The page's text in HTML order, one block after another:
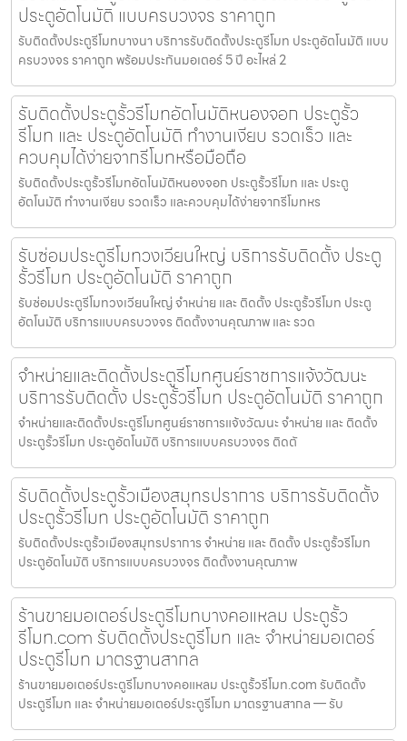
ประตูอัตโนมัติ แบบครบวงจร ราคาถูก
รับติดตั้งประตูรีโมทบางนา บริการรับติดตั้งประตูรีโมท ประตูอัตโนมัติ แบบ
ครบวงจร ราคาถูก พร้อมประกันมอเตอร์ 5 ปี อะไหล่ 2
รับติดตั้งประตูรั้วรีโมทอัตโนมัติหนองจอก ประตูรั้ว
รีโมท และ ประตูอัตโนมัติ ทำงานเงียบ รวดเร็ว และ
ควบคุมได้ง่ายจากรีโมทหรือมือถือ
รับติดตั้งประตูรั้วรีโมทอัตโนมัติหนองจอก ประตูรั้วรีโมท และ ประตู
อัตโนมัติ ทำงานเงียบ รวดเร็ว และควบคุมได้ง่ายจากรีโมทหร
รับซ่อมประตูรีโมทวงเวียนใหญ่ บริการรับติดตั้ง ประตู
รั้วรีโมท ประตูอัตโนมัติ ราคาถูก
รับซ่อมประตูรีโมทวงเวียนใหญ่ จำหน่าย และ ติดตั้ง ประตูรั้วรีโมท ประตู
อัตโนมัติ บริการแบบครบวงจร ติดตั้งงานคุณภาพ และ รวด
จำหน่ายและติดตั้งประตูรีโมทศูนย์ราชการแจ้งวัฒนะ
บริการรับติดตั้ง ประตูรั้วรีโมท ประตูอัตโนมัติ ราคาถูก
จำหน่ายและติดตั้งประตูรีโมทศูนย์ราชการแจ้งวัฒนะ จำหน่าย และ ติดตั้ง
ประตูรั้วรีโมท ประตูอัตโนมัติ บริการแบบครบวงจร ติดตั
รับติดตั้งประตูรั้วเมืองสมุทรปราการ บริการรับติดตั้ง
ประตูรั้วรีโมท ประตูอัตโนมัติ ราคาถูก
รับติดตั้งประตูรั้วเมืองสมุทรปราการ จำหน่าย และ ติดตั้ง ประตูรั้วรีโมท
ประตูอัตโนมัติ บริการแบบครบวงจร ติดตั้งงานคุณภาพ
ร้านขายมอเตอร์ประตูรีโมทบางคอแหลม ประตูรั้ว
รีโมท.com รับติดตั้งประตูรีโมท และ จำหน่ายมอเตอร์
ประตูรีโมท มาตรฐานสากล
ร้านขายมอเตอร์ประตูรีโมทบางคอแหลม ประตูรั้วรีโมท.com รับติดตั้ง
ประตูรีโมท และ จำหน่ายมอเตอร์ประตูรีโมท มาตรฐานสากล — รับ